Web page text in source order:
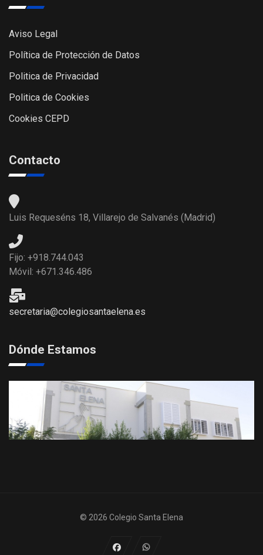
Aviso Legal
Política de Protección de Datos
Politica de Privacidad
Politica de Cookies
Cookies CEPD
Contacto
Luis Requeséns 18, Villarejo de Salvanés (Madrid)
Fijo: +918.744.043
Móvil: +671.346.486
secretaria@colegiosantaelena.es
Dónde Estamos
© 2026 Colegio Santa Elena